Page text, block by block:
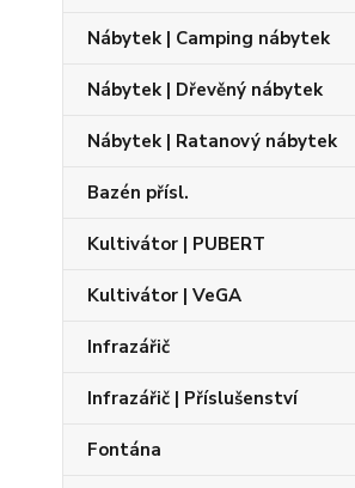
Nábytek | Camping nábytek
Nábytek | Dřevěný nábytek
Nábytek | Ratanový nábytek
Bazén přísl.
Kultivátor | PUBERT
Kultivátor | VeGA
Infrazářič
Infrazářič | Příslušenství
Fontána